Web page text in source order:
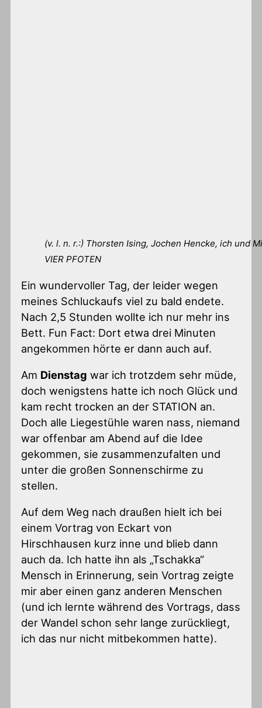
(v. l. n. r.:) Thorsten Ising, Jochen Hencke, ich und
VIER PFOTEN
Ein wundervoller Tag, der leider wegen
meines Schluckaufs viel zu bald endete.
Nach 2,5 Stunden wollte ich nur mehr ins
Bett. Fun Fact: Dort etwa drei Minuten
angekommen hörte er dann auch auf.
Am Dienstag war ich trotzdem sehr müde,
doch wenigstens hatte ich noch Glück und
kam recht trocken an der STATION an.
Doch alle Liegestühle waren nass, niemand
war offenbar am Abend auf die Idee
gekommen, sie zusammenzufalten und
unter die großen Sonnenschirme zu
stellen.
Auf dem Weg nach draußen hielt ich bei
einem Vortrag von Eckart von
Hirschhausen kurz inne und blieb dann
auch da. Ich hatte ihn als „Tschakka“
Mensch in Erinnerung, sein Vortrag zeigte
mir aber einen ganz anderen Menschen
(und ich lernte während des Vortrags, dass
der Wandel schon sehr lange zurückliegt,
ich das nur nicht mitbekommen hatte).